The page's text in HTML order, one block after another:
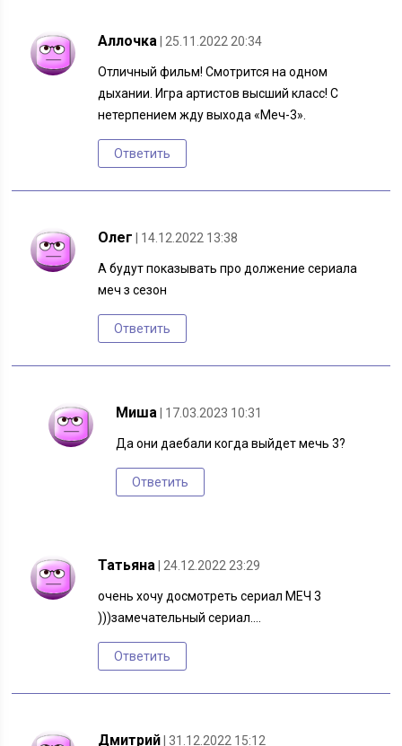
Аллочка | 25.11.2022 20:34
Отличный фильм! Смотрится на одном
дыхании. Игра артистов высший класс! С
нетерпением жду выхода «Меч-3».
Ответить
Олег | 14.12.2022 13:38
А будут показывать про должение сериала
меч з сезон
Ответить
Миша | 17.03.2023 10:31
Да они даебали когда выйдет мечь 3?
Ответить
Татьяна | 24.12.2022 23:29
очень хочу досмотреть сериал МЕЧ 3
)))замечательный сериал….
Ответить
Дмитрий | 31.12.2022 15:12